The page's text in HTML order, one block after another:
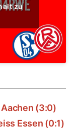
zu
(3:0)
Essen (0:1)